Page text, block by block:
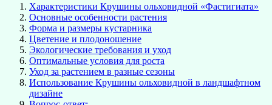
Характеристики Крушины ольховидной «Фастигиата»
Основные особенности растения
Форма и размеры кустарника
Цветение и плодоношение
Экологические требования и уход
Оптимальные условия для роста
Уход за растением в разные сезоны
Использование Крушины ольховидной в ландшафтном
дизайне